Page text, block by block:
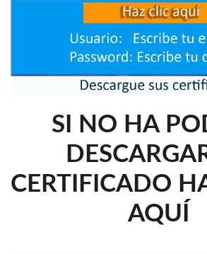
SI NO HA
CERTIFICADO
AQUÍ